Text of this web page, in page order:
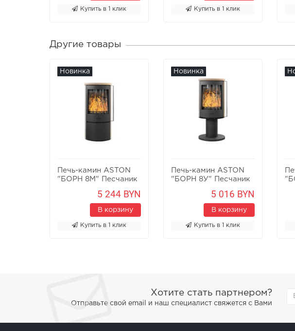
Купить в 1 клик Купить в 1 клик
Другие товары
Новинка
Печь-камин ASTON
"БОРН 8М" Песчаник
5 244 BYN
В корзину
Купить в 1 клик
Новинка
Печь-камин ASTON
"БОРН 8У" Песчаник
5 016 BYN
В корзину
Купить в 1 клик
Хотите стать партнером?
Отправьте свой email и наш специалист свяжется с Вами